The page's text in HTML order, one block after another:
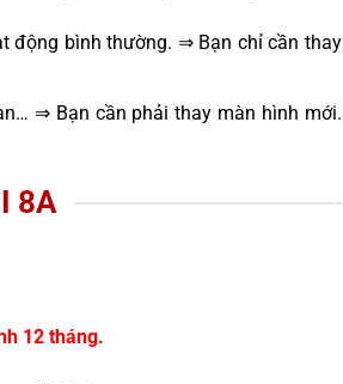
động bình thường. ⇒ Bạn chỉ cần thay
⇒ Bạn cần phải thay màn hình mới.
8A
12 tháng.